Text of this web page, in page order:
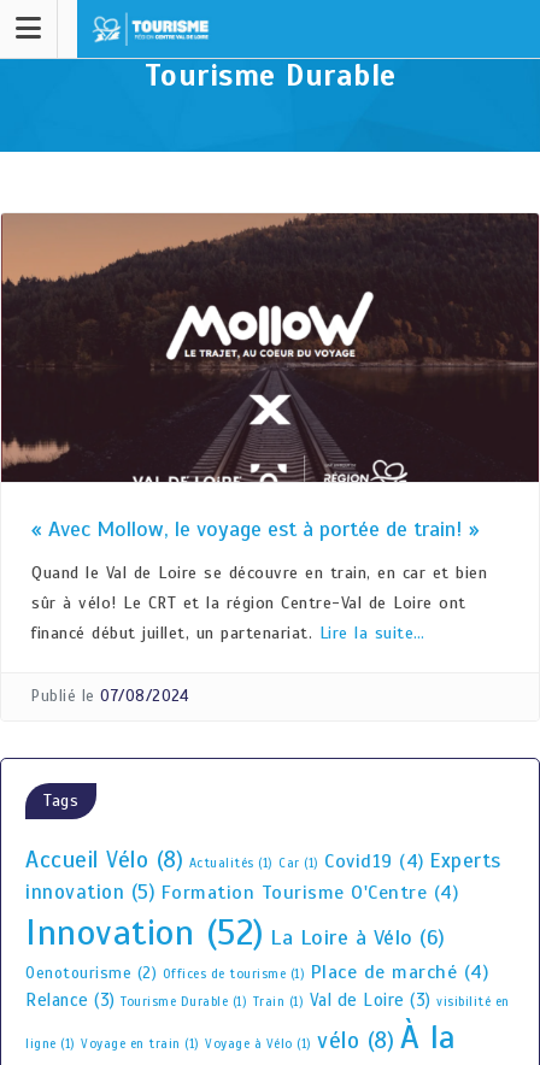
Tourisme Durable
« Avec Mollow, le voyage est à portée de train! »
Quand le Val de Loire se découvre en train, en car et bien
sûr à vélo! Le CRT et la région Centre-Val de Loire ont
financé début juillet, un partenariat. Lire la suite…
Publié le 07/08/2024
Tags
Accueil Vélo (8) Actualités (1) Car (1) Covid19 (4) Experts
innovation (5) Formation Tourisme O'Centre (4)
Innovation (52) La Loire à Vélo (6)
Oenotourisme (2) Offices de tourisme (1) Place de marché (4)
Relance (3) Tourisme Durable (1) Train (1) Val de Loire (3) visibilité en
ligne (1) Voyage en train (1) Voyage à Vélo (1) vélo (8) À la